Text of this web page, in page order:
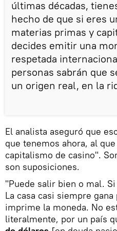
últimas décadas,
hecho de que si eres
materias primas y
decides emitir una
respetada
personas sabrán que
un origen real, en la
El analista aseguró que
que tenemos ahora, al
capitalismo de casino".
son suposiciones.
"Puede salir bien o mal.
La casa casi siempre
imprime la moneda. No
literalmente, por un país